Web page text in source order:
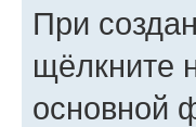
При
щёлкните
основной